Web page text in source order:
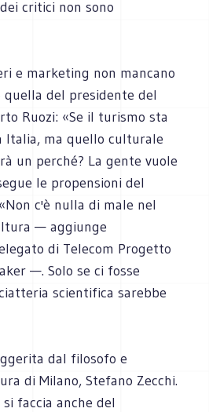
critici non sono
e marketing non mancano
quella del presidente del
Ruozi: «Se il turismo sta
Italia, ma quello culturale
un perché? La gente vuole
le propensioni del
c'è nulla di male nel
— aggiunge
di Telecom Progetto
—. Solo se ci fosse
scientifica sarebbe
dal filosofo e
di Milano, Stefano Zecchi.
faccia anche del